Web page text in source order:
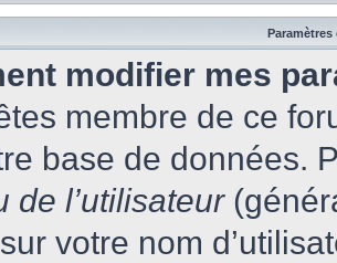
Paramètres
modifier mes
membre de ce
base de données.
de l’utilisateur
votre nom